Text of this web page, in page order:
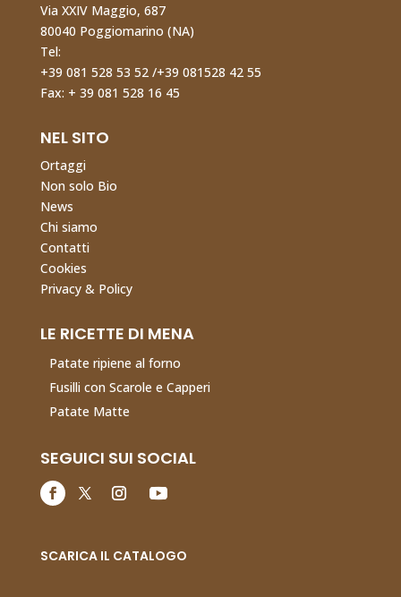
Via XXIV Maggio, 687
80040 Poggiomarino (NA)
Tel:
+39 081 528 53 52/+39 081528 42 55
Fax: + 39 081 528 16 45
NEL SITO
Ortaggi
Non solo Bio
News
Chi siamo
Contatti
Cookies
Privacy & Policy
LE RICETTE DI MENA
Patate ripiene al forno
Fusilli con Scarole e Capperi
Patate Matte
SEGUICI SUI SOCIAL
SCARICA IL CATALOGO